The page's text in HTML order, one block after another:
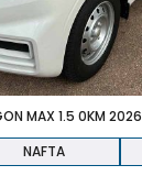
MAX 1.5 0KM 2026
NAFTA